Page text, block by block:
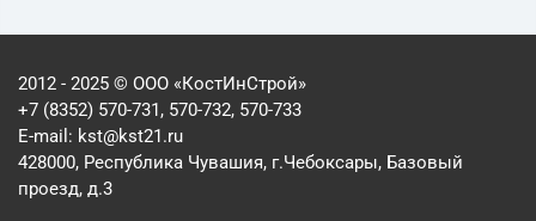
2012 - 2025 © ООО «КостИнСтрой»
+7 (8352) 570-731, 570-732, 570-733
E-mail: kst@kst21.ru
428000, Республика Чувашия, г.Чебоксары, Базовый
проезд, д.3